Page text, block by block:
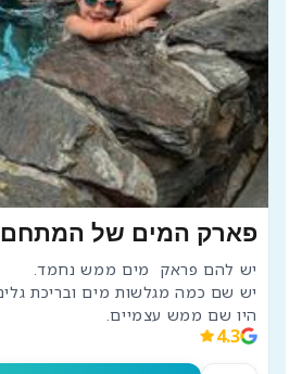
פארק המים של המתחם
היו שם ממש עצמיים.
4.3